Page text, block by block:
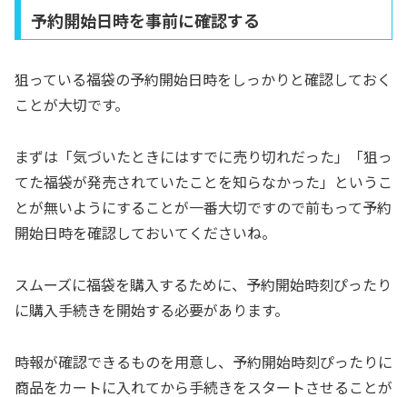
予約開始日時を事前に確認する
狙っている福袋の予約開始日時をしっかりと確認しておく
ことが大切です。
まずは「気づいたときにはすでに売り切れだった」「狙っ
てた福袋が発売されていたことを知らなかった」というこ
とが無いようにすることが一番大切ですので前もって予約
開始日時を確認しておいてくださいね。
スムーズに福袋を購入するために、予約開始時刻ぴったり
に購入手続きを開始する必要があります。
時報が確認できるものを用意し、予約開始時刻ぴったりに
商品をカートに入れてから手続きをスタートさせることが